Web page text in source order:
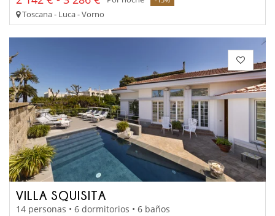
Toscana - Luca - Vorno
VILLA SQUISITA
14 personas • 6 dormitorios • 6 baños